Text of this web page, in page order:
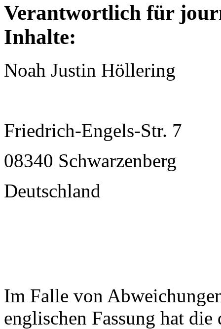
Verantwortlich für
Inhalte:
Noah Justin Höllering
Friedrich-Engels-Str. 7
08340 Schwarzenberg
Deutschland
Im Falle von
englischen Fassung hat die